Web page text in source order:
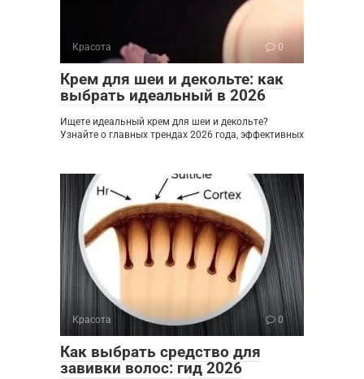
Красота 0
Крем для шеи и декольте: как
выбрать идеальный в 2026
Ищете идеальный крем для шеи и декольте?
Узнайте о главных трендах 2026 года, эффективных
Красота 0
Как выбрать средство для
завивки волос: гид 2026